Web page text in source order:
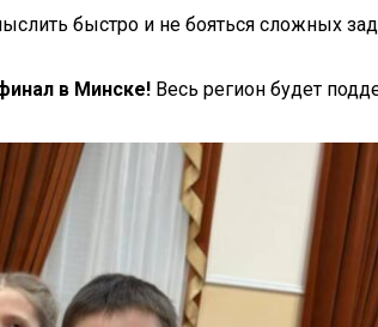
быстро и не бояться сложных
в Минске! Весь регион будет